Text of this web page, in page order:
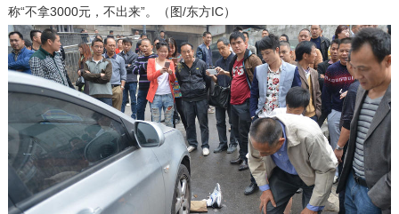
称“不拿3000元，不出来”。（图/东方IC）